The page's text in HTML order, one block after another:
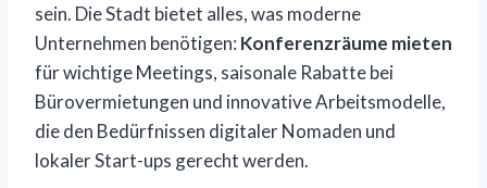
sein. Die Stadt bietet alles, was moderne
Unternehmen benötigen: Konferenzräume mieten
für wichtige Meetings, saisonale Rabatte bei
Bürovermietungen und innovative Arbeitsmodelle,
die den Bedürfnissen digitaler Nomaden und
lokaler Start-ups gerecht werden.